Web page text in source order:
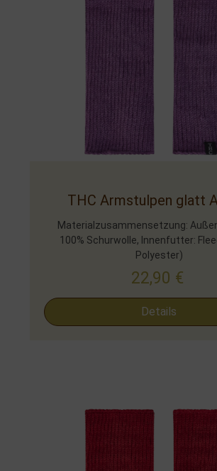
THC Armstulpen glatt
Materialzusammensetzung:
100% Schurwolle, Innenfutter:
Polyester)
22,90 €
Details